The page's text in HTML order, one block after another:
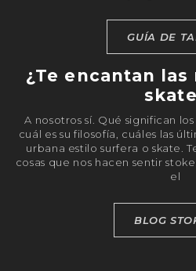
GUÍA DE
¿Te encantan
A nosotros sí. Qué significan
cuál es su filosofía, cuáles las
urbana estilo surfera o skate.
cosas que nos hacen sentir
el
BLOG